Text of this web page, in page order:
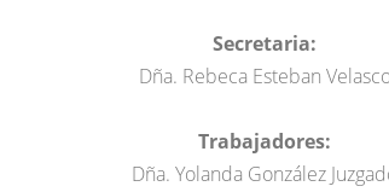
Secretaria:
Dña. Rebeca Esteban
Trabajadores:
Dña. Yolanda González